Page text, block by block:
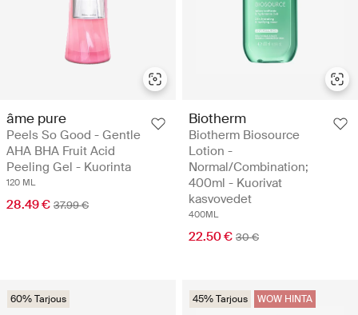
âme pure
Peels So Good - Gentle
AHA BHA Fruit Acid
Peeling Gel - Kuorinta
120 ML
28.49 € 37.99 €
Biotherm
Biotherm Biosource
Lotion -
Normal/Combination;
400ml - Kuorivat
kasvovedet
400ML
22.50 € 30 €
60% Tarjous 45% Tarjous WOW HINTA